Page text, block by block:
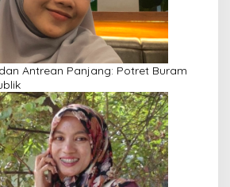
Antrean Panjang: Potret Buram